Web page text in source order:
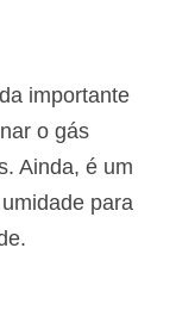
importante
o gás
Ainda, é um
para